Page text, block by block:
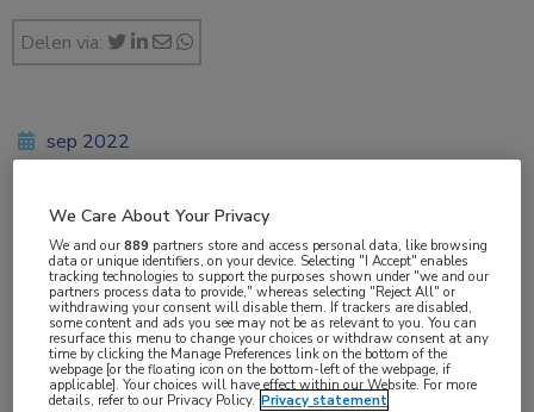
Delen via:
sep 2022
Vakgebieden:
Reumatologie
Aandachtsgebieden:
Arthritis psoriatica,Artrose,Jicht,Juveniele idiopathische
artritis,Reumatoïde artritis,Sclerodermie,Sjögren,
We Care About Your Privacy
We and our889 partners store and access personal data, like browsing
data or unique identifiers, on your device. Selecting "I Accept" enables
tracking technologies to support the purposes shown under "we and our
partners process data to provide," whereas selecting "Reject All" or
withdrawing your consent will disable them. If trackers are disabled,
some content and ads you see may not be as relevant to you. You can
resurface this menu to change your choices or withdraw consent at any
time by clicking the Manage Preferences link on the bottom of the
webpage [or the floating icon on the bottom-left of the webpage, if
applicable]. Your choices will have effect within our Website. For more
details, refer to our Privacy Policy. Privacy statement